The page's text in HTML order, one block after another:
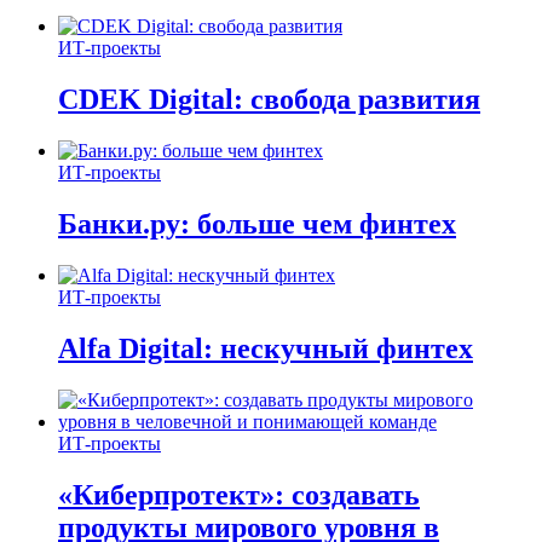
ИТ-проекты
CDEK Digital: свобода развития
ИТ-проекты
Банки.ру: больше чем финтех
ИТ-проекты
Alfa Digital: нескучный финтех
ИТ-проекты
«Киберпротект»: создавать
продукты мирового уровня в